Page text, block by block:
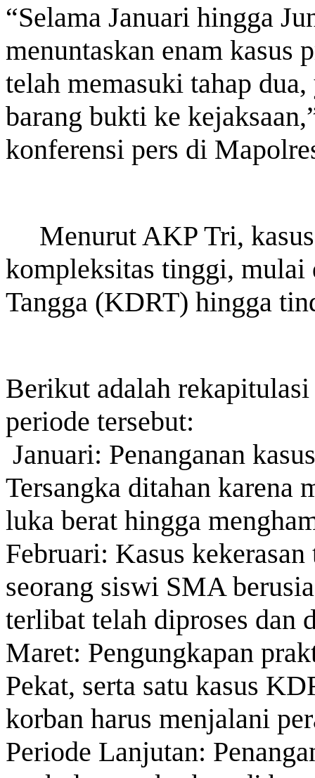
“Selama Januari hingga
menuntaskan enam kasus
telah memasuki tahap
barang bukti ke
konferensi pers di
Menurut AKP Tri,
kompleksitas tinggi, mulai
Tangga (KDRT) hingga
Berikut adalah rekapitulasi
periode tersebut:
Januari: Penanganan
Tersangka ditahan karena
luka berat hingga
Februari: Kasus
seorang siswi SMA
terlibat telah diproses dan
Maret: Pengungkapan
Pekat, serta satu kasus
korban harus menjalani
Periode Lanjutan: